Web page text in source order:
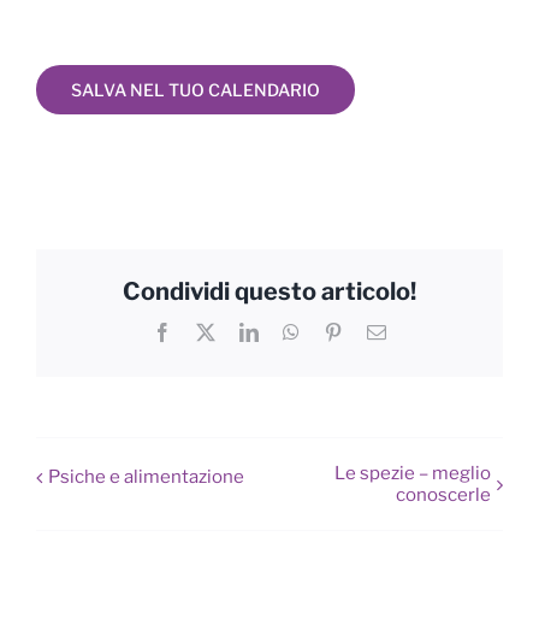
SALVA NEL TUO CALENDARIO
Condividi questo articolo!
Facebook LinkedInWhatsApp
PinterestEmail
Psiche e alimentazione
Le spezie – meglio
conoscerle